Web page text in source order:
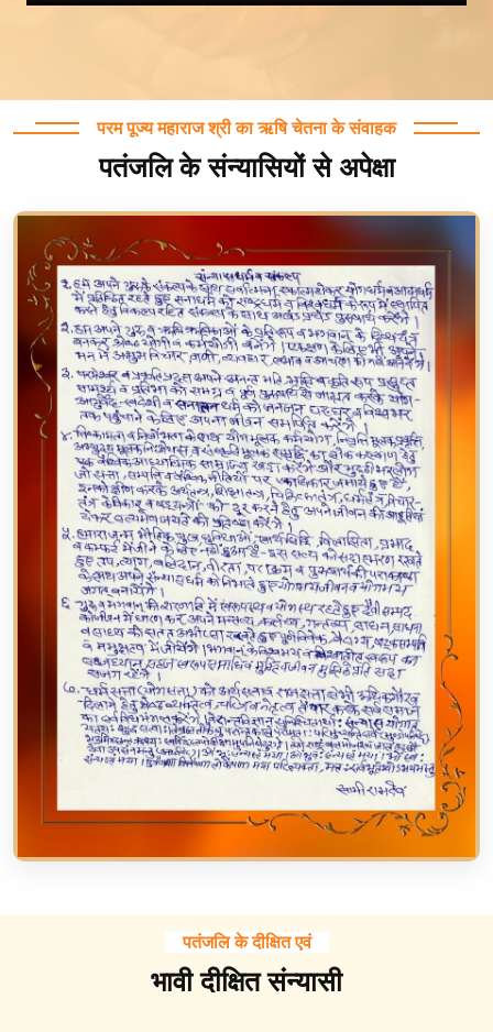
परम पूज्य महाराज श्री का ऋषि चेतना के संवाहक
पतंजलि के संन्यासियों से अपेक्षा
पतंजलि के दीक्षित एवं
भावी दीक्षित संन्यासी